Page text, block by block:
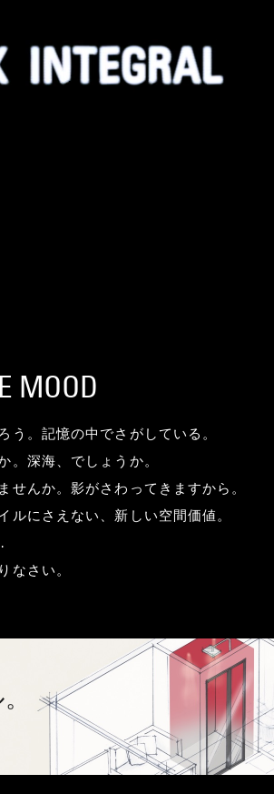
MOOD
う。記憶の中でさがしている。
。深海、でしょうか。
せんか。影がさわってきますから。
ルにさえない、新しい空間価値。
なさい。